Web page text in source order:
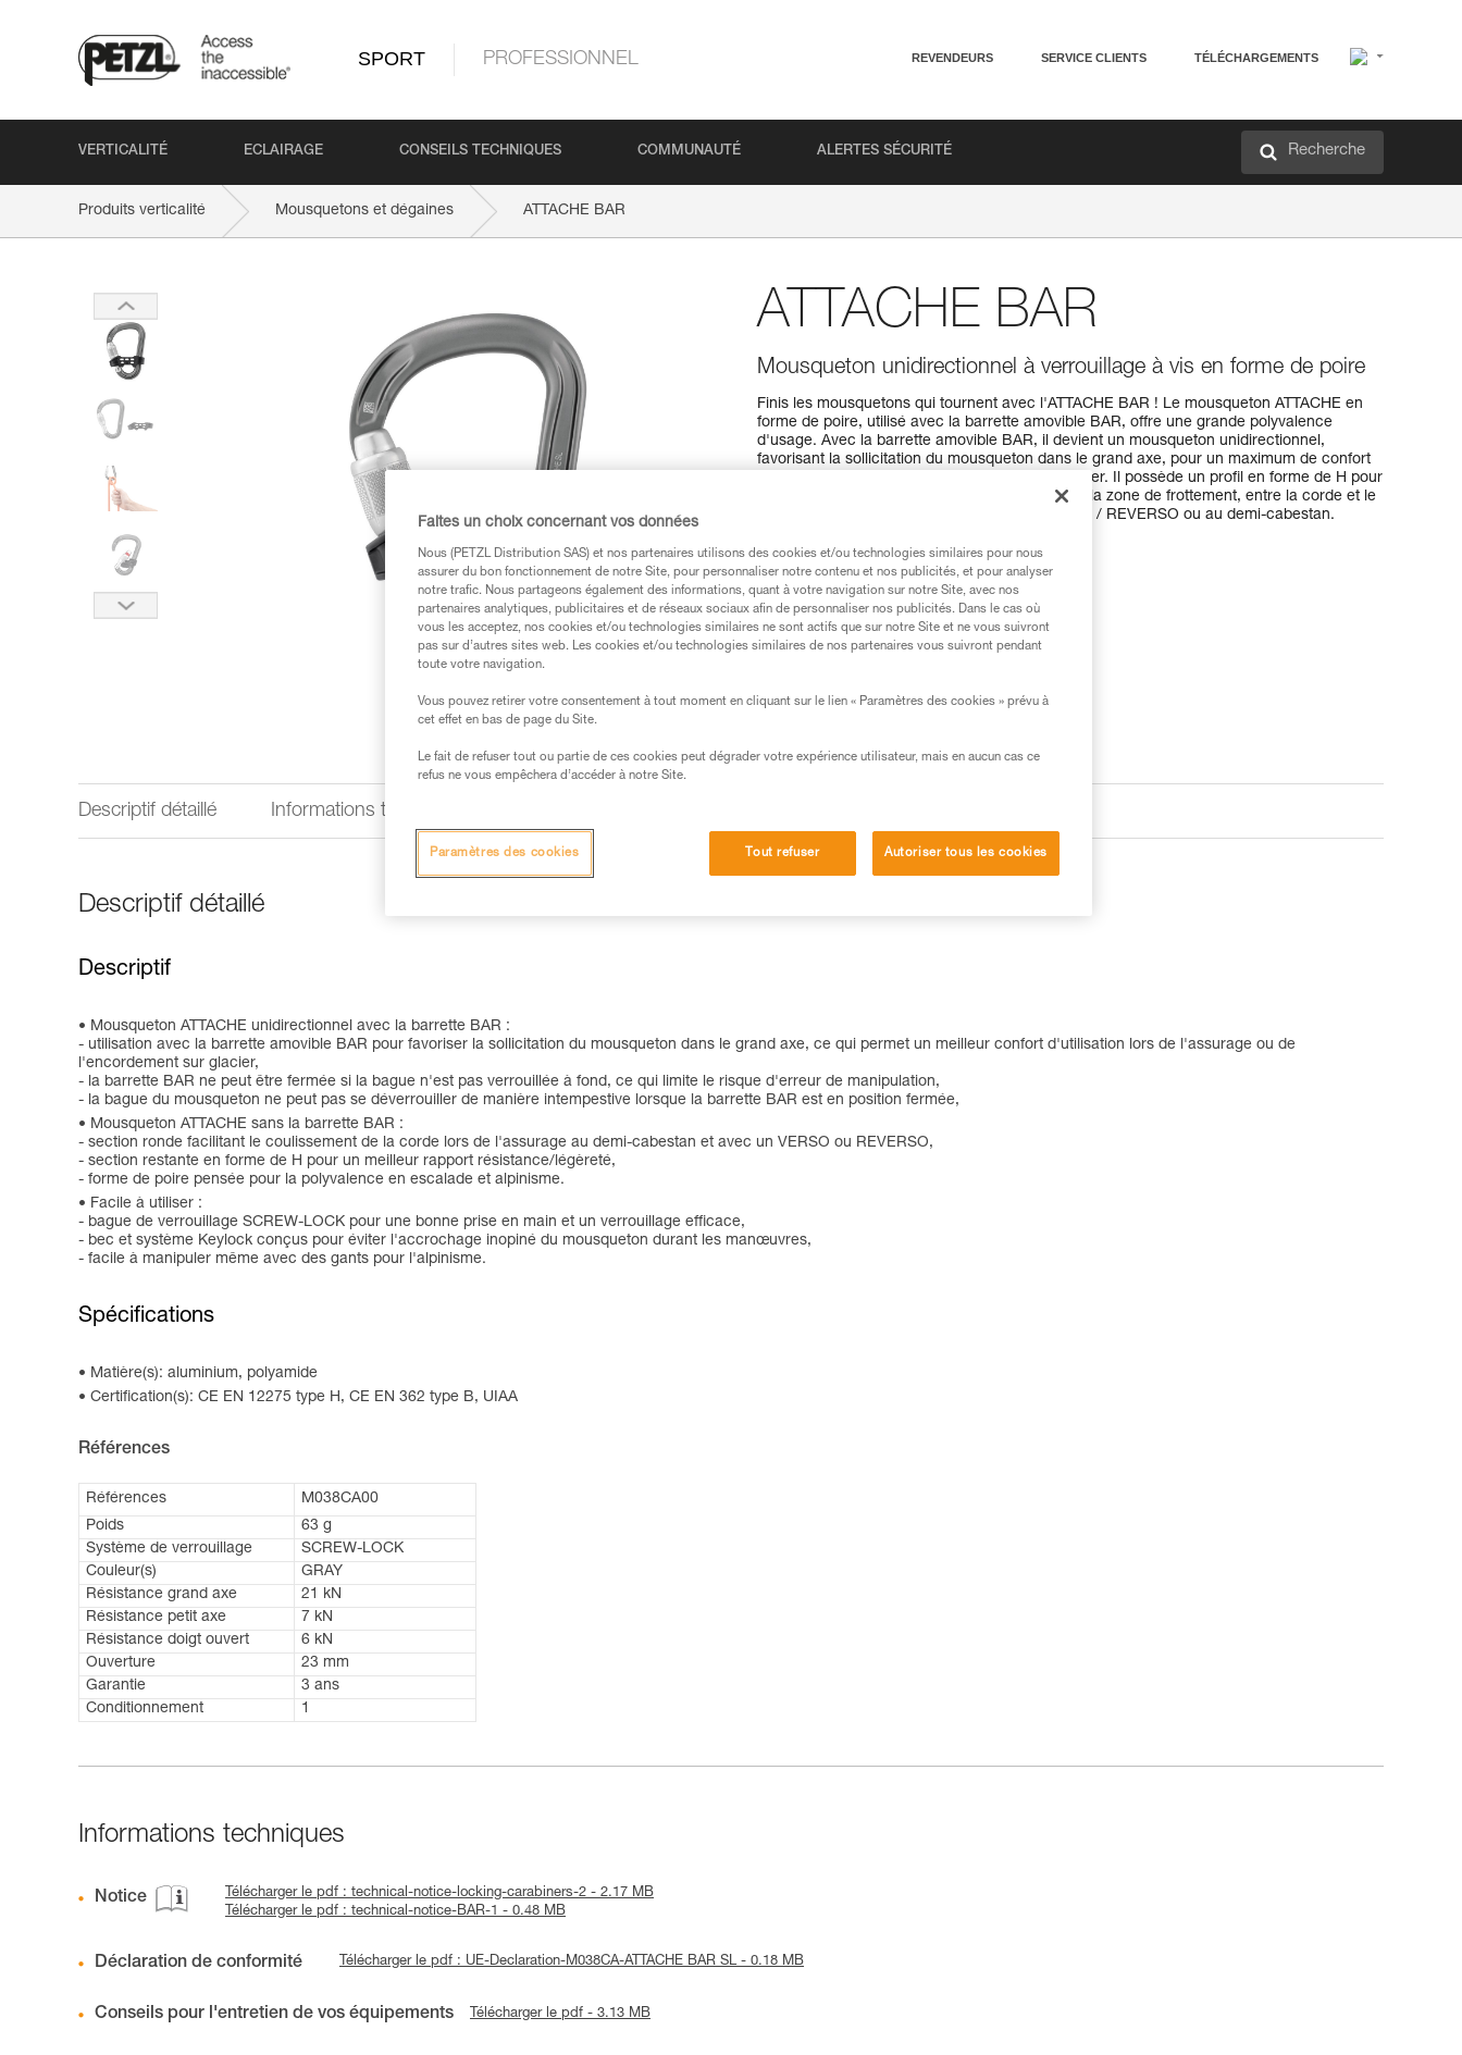
SPORT PROFESSIONNEL REVENDEURS SERVICE CLIENTS TÉLÉCHARGEMENTS
VERTICALITÉ ECLAIRAGE CONSEILS TECHNIQUES COMMUNAUTÉ ALERTES SÉCURITÉ Recherche
Produits verticalité Mousquetons et dégaines ATTACHE BAR
ATTACHE BAR
Mousqueton unidirectionnel à verrouillage à vis en forme de poire
Finis les mousquetons qui tournent avec l'ATTACHE BAR ! Le mousqueton ATTACHE en
forme de poire, utilisé avec la barrette amovible BAR, offre une grande polyvalence
d'usage. Avec la barrette amovible BAR, il devient un mousqueton unidirectionnel,
favorisant la sollicitation du mousqueton dans le grand axe, pour un maximum de confort
lors de l'assurage ou de l'encordement sur glacier. Il possède un profil en forme de H pour
la légèreté et comporte une section ronde dans la zone de frottement, entre la corde et le
mousqueton, pour faciliter l'assurage au VERSO / REVERSO ou au demi-cabestan.
Trouvez un revendeur
Descriptif détaillé Informations techniques
Descriptif détaillé
Descriptif
Mousqueton ATTACHE unidirectionnel avec la barrette BAR :
- utilisation avec la barrette amovible BAR pour favoriser la sollicitation du mousqueton dans le grand axe, ce qui permet un meilleur confort d'utilisation lors de l'assurage ou de
l'encordement sur glacier,
- la barrette BAR ne peut être fermée si la bague n'est pas verrouillée à fond, ce qui limite le risque d'erreur de manipulation,
- la bague du mousqueton ne peut pas se déverrouiller de manière intempestive lorsque la barrette BAR est en position fermée,
Mousqueton ATTACHE sans la barrette BAR :
- section ronde facilitant le coulissement de la corde lors de l'assurage au demi-cabestan et avec un VERSO ou REVERSO,
- section restante en forme de H pour un meilleur rapport résistance/légèreté,
- forme de poire pensée pour la polyvalence en escalade et alpinisme.
Facile à utiliser :
- bague de verrouillage SCREW-LOCK pour une bonne prise en main et un verrouillage efficace,
- bec et système Keylock conçus pour éviter l'accrochage inopiné du mousqueton durant les manœuvres,
- facile à manipuler même avec des gants pour l'alpinisme.
Spécifications
Matière(s): aluminium, polyamide
Certification(s): CE EN 12275 type H, CE EN 362 type B, UIAA
Références
Références
M038CA00
Poids
63 g
Système de verrouillage
SCREW-LOCK
Couleur(s)
GRAY
Résistance grand axe
21 kN
Résistance petit axe
7 kN
Résistance doigt ouvert
6 kN
Ouverture
23 mm
Garantie
3 ans
Conditionnement
1
Informations techniques
Notice
Télécharger le pdf : technical-notice-locking-carabiners-2 - 2.17 MB
Télécharger le pdf : technical-notice-BAR-1 - 0.48 MB
Déclaration de conformité Télécharger le pdf : UE-Declaration-M038CA-ATTACHE BAR SL - 0.18 MB
Conseils pour l'entretien de vos équipements Télécharger le pdf - 3.13 MB
Faites un choix concernant vos données
Nous (PETZL Distribution SAS) et nos partenaires utilisons des cookies et/ou technologies similaires pour nous
assurer du bon fonctionnement de notre Site, pour personnaliser notre contenu et nos publicités, et pour analyser
notre trafic. Nous partageons également des informations, quant à votre navigation sur notre Site, avec nos
partenaires analytiques, publicitaires et de réseaux sociaux afin de personnaliser nos publicités. Dans le cas où
vous les acceptez, nos cookies et/ou technologies similaires ne sont actifs que sur notre Site et ne vous suivront
pas sur d’autres sites web. Les cookies et/ou technologies similaires de nos partenaires vous suivront pendant
toute votre navigation.
Vous pouvez retirer votre consentement à tout moment en cliquant sur le lien « Paramètres des cookies » prévu à
cet effet en bas de page du Site.
Le fait de refuser tout ou partie de ces cookies peut dégrader votre expérience utilisateur, mais en aucun cas ce
refus ne vous empêchera d’accéder à notre Site.
Tout refuser Autoriser tous les cookies
Paramètres des cookies